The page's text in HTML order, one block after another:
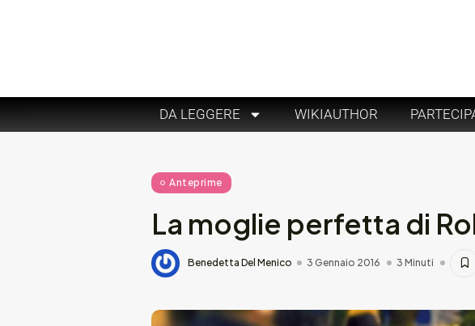
DA LEGGERE WIKIAUTHOR
Anteprime
La moglie perfetta di
Benedetta Del Menico 3 Gennaio 2016 3 Minuti